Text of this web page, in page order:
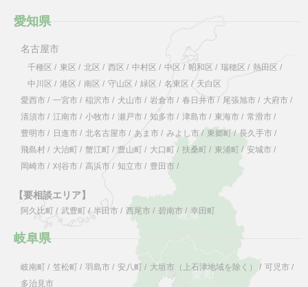
愛知県
名古屋市
千種区 / 東区 / 北区 / 西区 / 中村区 / 中区 / 昭和区 / 瑞穂区 / 熱田区 /
中川区 / 港区 / 南区 / 守山区 / 緑区 / 名東区 / 天白区
愛西市 / 一宮市 / 稲沢市 / 犬山市 / 岩倉市 / 春日井市 / 尾張旭市 / 大府市 /
清須市 / 江南市 / 小牧市 / 瀬戸市 / 知多市 / 津島市 / 東海市 / 常滑市 /
豊明市 / 日進市 / 北名古屋市 / あま市 / みよし市/ 東郷町 / 長久手市 /
飛島村 / 大治町 / 蟹江町 / 豊山町 / 大口町 / 扶桑町 / 東浦町 / 安城市 /
岡崎市 / 刈谷市 / 高浜市 / 知立市 / 豊田市 /
【要相談エリア】
阿久比町 / 武豊町 / 半田市 / 西尾市 / 碧南市 / 幸田町
岐阜県
岐南町 / 笠松町 / 羽島市 / 安八町 / 大垣市（上石津地域を除く） / 可児市 /
多治見市